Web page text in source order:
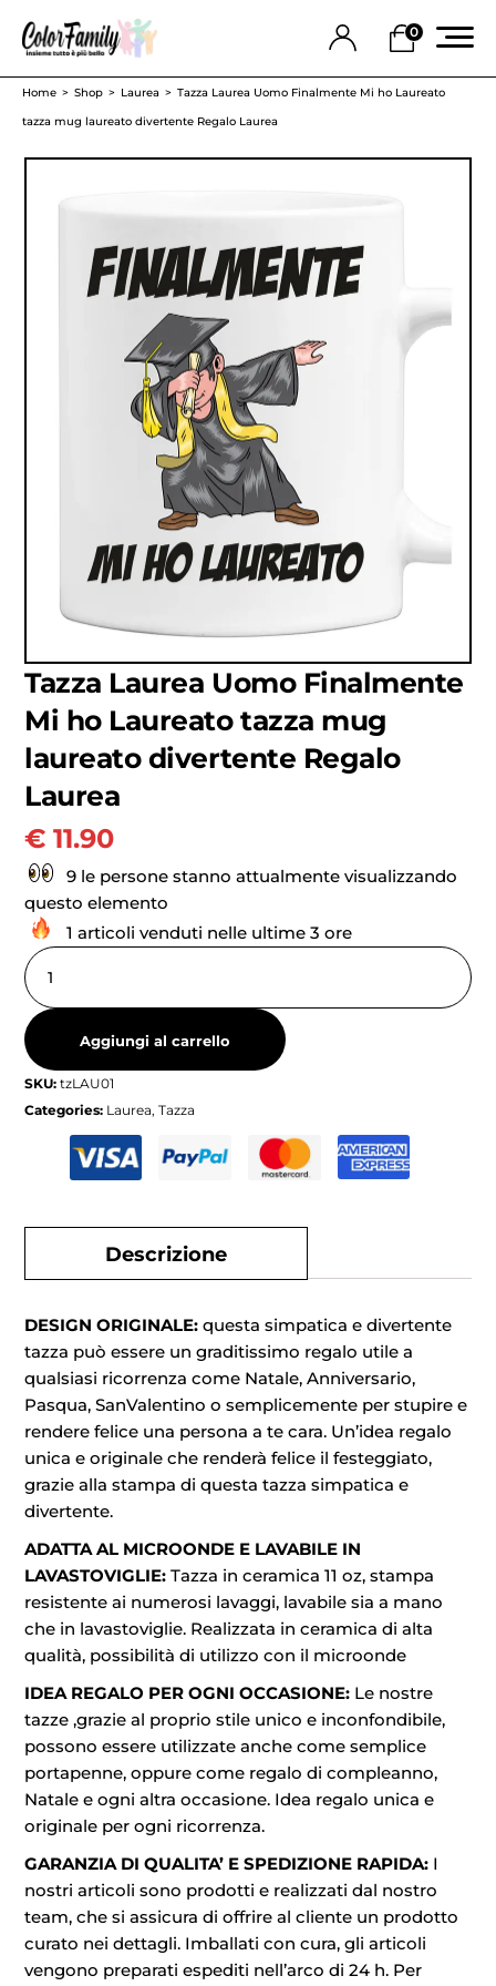
0
Home Shop Laurea
Tazza Laurea Uomo Finalmente Mi ho Laureato
tazza mug laureato divertente Regalo Laurea
Tazza Laurea Uomo Finalmente
Mi ho Laureato tazza mug
laureato divertente Regalo
Laurea
€ 11.90
9 le persone stanno attualmente visualizzando
questo elemento
1 articoli venduti nelle ultime 3 ore
Aggiungi al carrello
SKU:tzLAU01
Categories: Laurea,Tazza
Descrizione
DESIGN ORIGINALE: questa simpatica e divertente
tazza può essere un graditissimo regalo utile a
qualsiasi ricorrenza come Natale, Anniversario,
Pasqua, SanValentino o semplicemente per stupire e
rendere felice una persona a te cara. Un’idea regalo
unica e originale che renderà felice il festeggiato,
grazie alla stampa di questa tazza simpatica e
divertente.
ADATTA AL MICROONDE E LAVABILE IN
LAVASTOVIGLIE:Tazza in ceramica 11 oz, stampa
resistente ai numerosi lavaggi, lavabile sia a mano
che in lavastoviglie. Realizzata in ceramica di alta
qualità, possibilità di utilizzo con il microonde
IDEA REGALO PER OGNI OCCASIONE: Le nostre
tazze ,grazie al proprio stile unico e inconfondibile,
possono essere utilizzate anche come semplice
portapenne, oppure come regalo di compleanno,
Natale e ogni altra occasione. Idea regalo unica e
originale per ogni ricorrenza.
GARANZIA DI QUALITA’ E SPEDIZIONE RAPIDA: I
nostri articoli sono prodotti e realizzati dal nostro
team, che si assicura di offrire al cliente un prodotto
curato nei dettagli. Imballati con cura, gli articoli
vengono preparati espediti nell’arco di 24 h. Per